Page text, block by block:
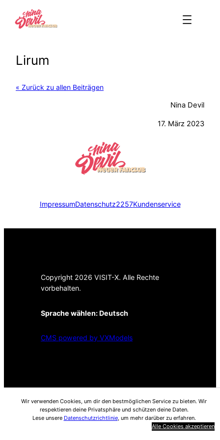
Inhalt
springen
Lirum
« Zurück zu allen Beiträgen
Nina Devil
17. März 2023
ImpressumDatenschutz2257Kundenservice
Copyright 2026 VISIT-X. Alle Rechte
vorbehalten.
Sprache wählen:Deutsch
CMS powered by VXModels
Wir verwenden Cookies, um dir den bestmöglichen Service zu bieten. Wir
respektieren deine Privatsphäre und schützen deine Daten.
Lese unsere Datenschutzrichtlinie, um mehr darüber zu erfahren.
Alle Cookies akzeptieren